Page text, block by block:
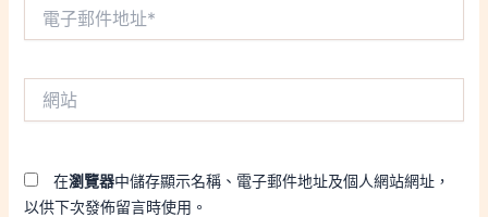
在瀏覽器中儲存顯示名稱、電子郵件地址及個人網站網址，
以供下次發佈留言時使用。